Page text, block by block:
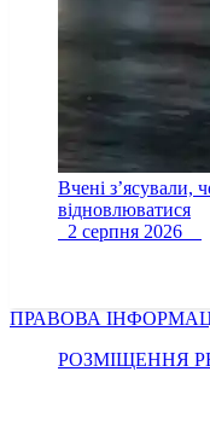
Вчені з’ясували,
відновлюватися
2 серпня 2026
ПРАВОВА
РОЗМІЩЕННЯ